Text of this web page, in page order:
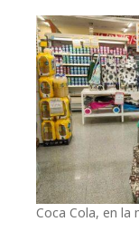
Coca Cola, en la